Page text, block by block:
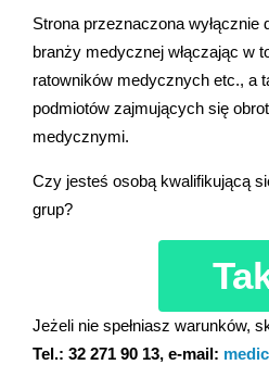
uszkodzeniem mięśnia
wykonywania kardiowersji.
nowoczesny dwufazowy impuls
zapewnia skuteczność przy
mniejszej energii.
Urządzenia dostępne są w wielu
trybem AED oraz modułem
na użycie defibrylatora w czasie,
wykorzystanie podstawowej
kardiomonitor.
Strona przeznaczona wyłącznie
branży medycznej włączając w
ratowników medycznych etc., a
podmiotów zajmujących się
medycznymi.
Czy jesteś osobą kwalifikującą
grup?
Jeżeli nie spełniasz warunków,
Tel.: 32 271 90 13, e-mail: